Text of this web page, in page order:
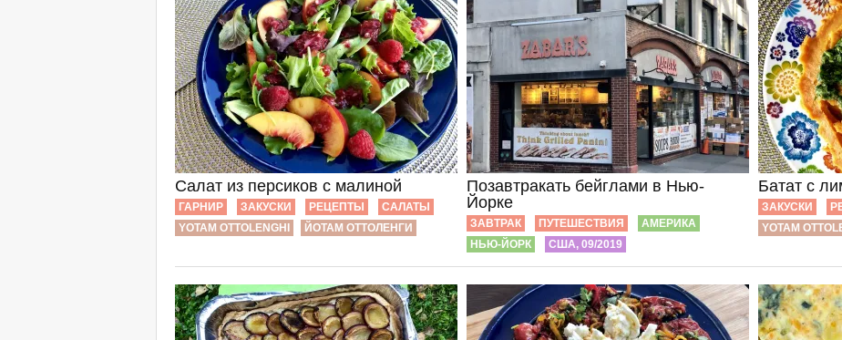
Cалат из персиков с малиной
ГАРНИР ЗАКУСКИ РЕЦЕПТЫ
САЛАТЫ
YOTAM OTTOLENGHI
ЙОТАМ ОТТОЛЕНГИ
Позавтракать бейглами в Нью-
Йорке
ЗАВТРАК ПУТЕШЕСТВИЯ
АМЕРИКА
НЬЮ-ЙОРК
США, 09/2019
Батат с
ЗАКУСКИ
YOTAM